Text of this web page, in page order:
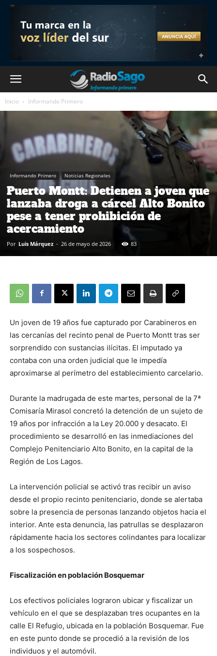
Inicio Informando Primero
Informando Primero Noticias Regionales
Puerto Montt: Detienen a joven que
lanzaba droga a cárcel Alto Bonito
pese a tener prohibición de
acercamiento
Por Luis Márquez - 26 de mayo de 2026 83
Un joven de 19 años fue capturado por Carabineros en
las cercanías del recinto penal de Puerto Montt tras ser
sorprendido con sustancias ilícitas. El imputado ya
contaba con una orden judicial que le impedía
aproximarse al perímetro del establecimiento carcelario.
Durante la madrugada de este martes, personal de la 7ª
Comisaría Mirasol concretó la detención de un sujeto de
19 años por infracción a la Ley 20.000 y desacato. El
procedimiento se desarrolló en las inmediaciones del
Complejo Penitenciario Alto Bonito, en la capital de la
Región de Los Lagos.
La intervención policial se activó tras recibir un aviso
desde el propio recinto penitenciario, donde se alertaba
sobre la presencia de personas lanzando objetos hacia el
interior. Ante esta denuncia, las patrullas se desplazaron
rápidamente hacia los sectores colindantes para localizar
a los sospechosos.
Fiscalización en población Bosquemar
Los efectivos policiales lograron ubicar y fiscalizar un
vehículo en el que se desplazaban tres ocupantes en la
calle El Refugio, ubicada en la población Bosquemar. Fue
en este punto donde se procedió a la revisión de los
individuos y el automóvil.